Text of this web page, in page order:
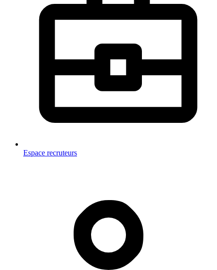
Espace recruteurs